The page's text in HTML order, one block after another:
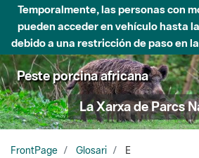
Temporalmente, las personas con
pueden acceder en vehículo hasta
debido a una restricción de paso en
Peste porcina africana
La Xarxa de Parcs
FrontPage Glosari E